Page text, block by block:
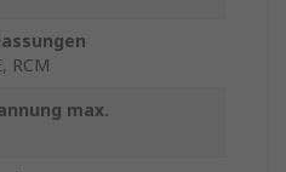
RCM
max.